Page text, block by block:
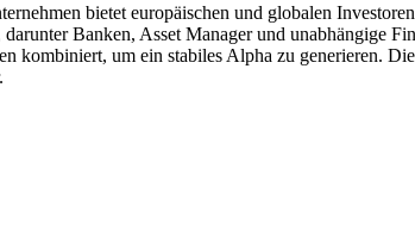
bietet europäischen und globalen
Banken, Asset Manager und unabhängige
kombiniert, um ein stabiles Alpha zu generieren.